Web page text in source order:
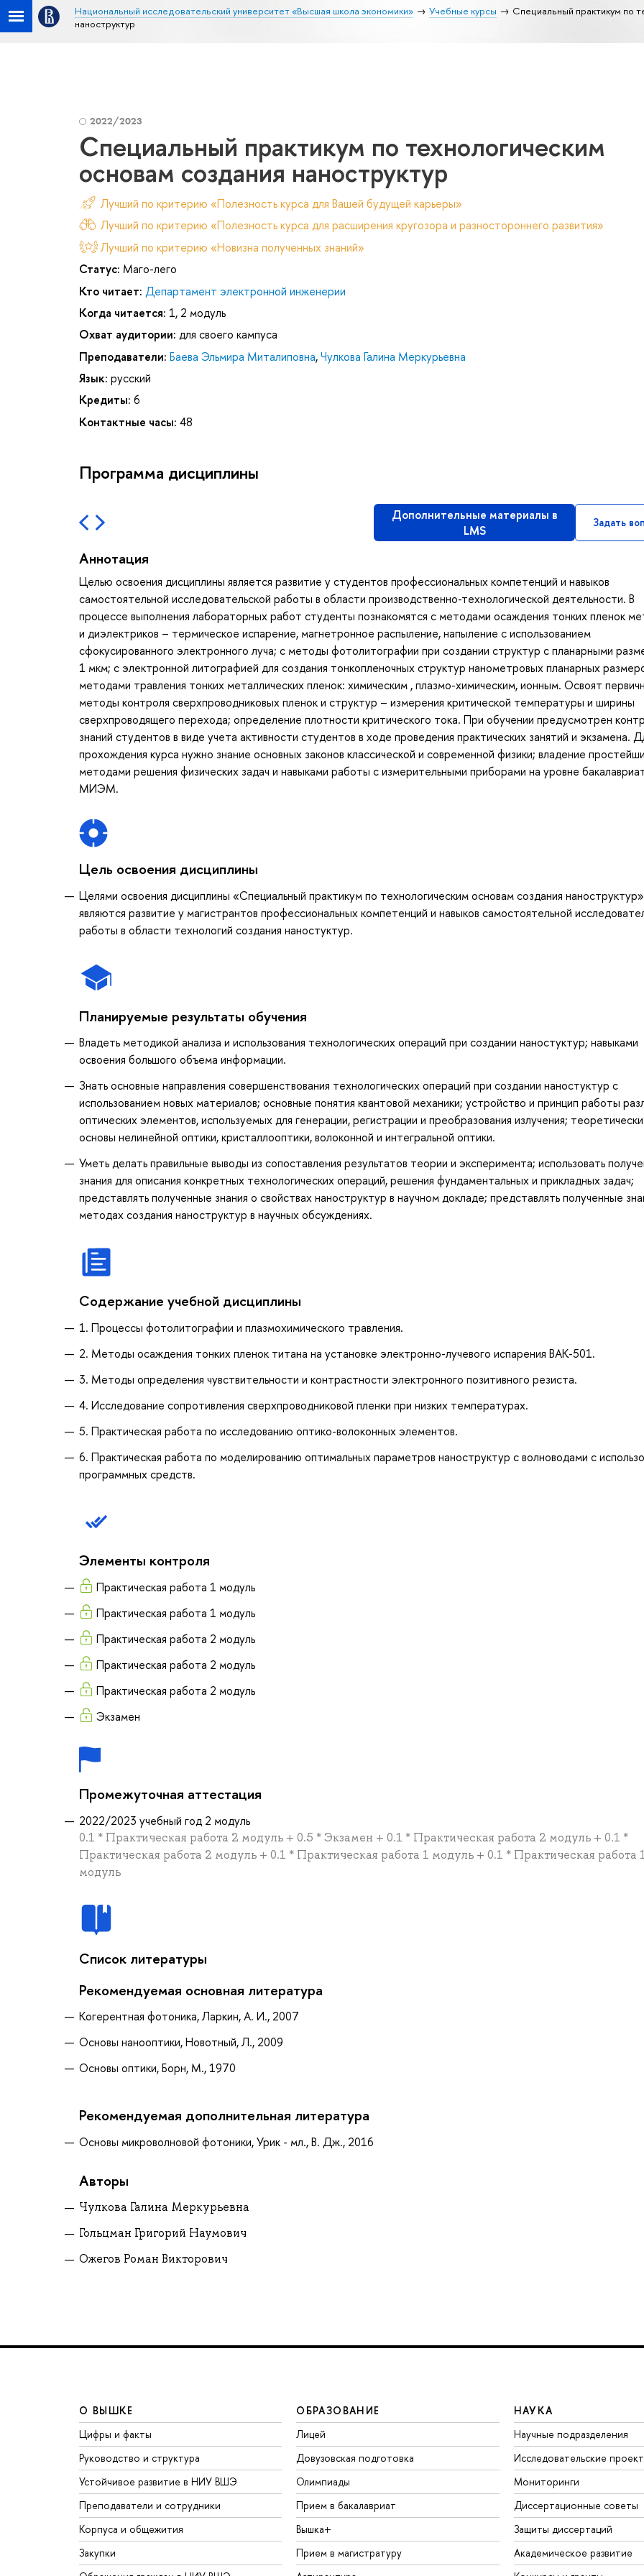
Национальный исследовательский университет «Высшая школа экономики» Учебные курсы
Специальный практикум по
наноструктур
2022/2023
Специальный практикум по технологическим
основам создания наноструктур
Лучший по критерию «Полезность курса для Вашей будущей карьеры»
Лучший по критерию «Полезность курса для расширения кругозора и разностороннего развития»
Лучший по критерию «Новизна полученных знаний»
Статус: Маго-лего
Кто читает: Департамент электронной инженерии
Когда читается: 1, 2 модуль
Охват аудитории: для своего кампуса
Преподаватели: Баева Эльмира Миталиповна,Чулкова Галина Меркурьевна
Язык: русский
Кредиты: 6
Контактные часы: 48
Программа дисциплины
Дополнительные материалы в
LMS
Задать
Аннотация
Целью освоения дисциплины является развитие у студентов профессиональных компетенций и навыков
самостоятельной исследовательской работы в области производственно-технологической деятельности. В
процессе выполнения лабораторных работ студенты познакомятся с методами осаждения тонких пленок
и диэлектриков – термическое испарение, магнетронное распыление, напыление с использованием
сфокусированного электронного луча; с методы фотолитографии при создании структур с планарными
1 мкм; с электронной литографией для создания тонкопленочных структур нанометровых планарных
методами травления тонких металлических пленок: химическим , плазмо-химическим, ионным. Освоят
методы контроля сверхпроводниковых пленок и структур – измерения критической температуры и ширины
сверхпроводящего перехода; определение плотности критического тока. При обучении предусмотрен
знаний студентов в виде учета активности студентов в ходе проведения практических занятий и экзамена.
прохождения курса нужно знание основных законов классической и современной физики; владение
методами решения физических задач и навыками работы с измерительными приборами на уровне
МИЭМ.
Цель освоения дисциплины
Целями освоения дисциплины «Специальный практикум по технологическим основам создания наноструктур»
являются развитие у магистрантов профессиональных компетенций и навыков самостоятельной
работы в области технологий создания наностуктур.
Планируемые результаты обучения
Владеть методикой анализа и использования технологических операций при создании наностуктур; навыками
освоения большого объема информации.
Знать основные направления совершенствования технологических операций при создании наностуктур с
использованием новых материалов; основные понятия квантовой механики; устройство и принцип работы
оптических элементов, используемых для генерации, регистрации и преобразования излучения;
основы нелинейной оптики, кристаллооптики, волоконной и интегральной оптики.
Уметь делать правильные выводы из сопоставления результатов теории и эксперимента; использовать
знания для описания конкретных технологических операций, решения фундаментальных и прикладных задач;
представлять полученные знания о свойствах наноструктур в научном докладе; представлять полученные
методах создания наноструктур в научных обсуждениях.
Содержание учебной дисциплины
1. Процессы фотолитографии и плазмохимического травления.
2. Методы осаждения тонких пленок титана на установке электронно-лучевого испарения BAK-501.
3. Методы определения чувствительности и контрастности электронного позитивного резиста.
4. Исследование сопротивления сверхпроводниковой пленки при низких температурах.
5. Практическая работа по исследованию оптико-волоконных элементов.
6. Практическая работа по моделированию оптимальных параметров наноструктур с волноводами с
программных средств.
Элементы контроля
Практическая работа 1 модуль
Практическая работа 1 модуль
Практическая работа 2 модуль
Практическая работа 2 модуль
Практическая работа 2 модуль
Экзамен
Промежуточная аттестация
2022/2023 учебный год 2 модуль
0.1 * Практическая работа 2 модуль + 0.5 * Экзамен + 0.1 * Практическая работа 2 модуль + 0.1 *
Практическая работа 2 модуль + 0.1 * Практическая работа 1 модуль + 0.1 * Практическая работа
модуль
Список литературы
Рекомендуемая основная литература
Когерентная фотоника, Ларкин, А. И., 2007
Основы нанооптики, Новотный, Л., 2009
Основы оптики, Борн, М., 1970
Рекомендуемая дополнительная литература
Основы микроволновой фотоники, Урик - мл., В. Дж., 2016
Авторы
Чулкова Галина Меркурьевна
Гольцман Григорий Наумович
Ожегов Роман Викторович
О ВЫШКЕ
Цифры и факты
Руководство и структура
Устойчивое развитие в НИУ ВШЭ
Преподаватели и сотрудники
Корпуса и общежития
Закупки
ОБРАЗОВАНИЕ
Лицей
Довузовская подготовка
Олимпиады
Прием в бакалавриат
Вышка+
Прием в магистратуру
НАУКА
Научные подразделения
Исследовательские
Мониторинги
Диссертационные советы
Защиты диссертаций
Академическое развитие